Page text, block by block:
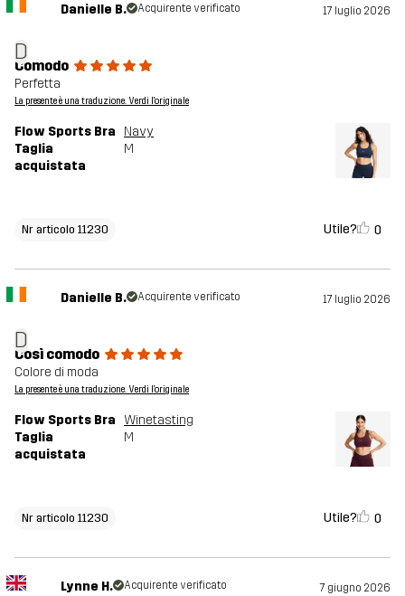
D
Danielle B. Acquirente verificato 17 luglio 2026
Comodo
Perfetta
La presente è una traduzione. Verdi l'originale
Flow Sports Bra
Navy
Taglia
acquistata
M
Nr articolo 11230 Utile? 0
D
Danielle B. Acquirente verificato 17 luglio 2026
Così comodo
Colore di moda
La presente è una traduzione. Verdi l'originale
Flow Sports Bra
Winetasting
Taglia
acquistata
M
Nr articolo 11230 Utile? 0
Lynne H. Acquirente verificato 7 giugno 2026